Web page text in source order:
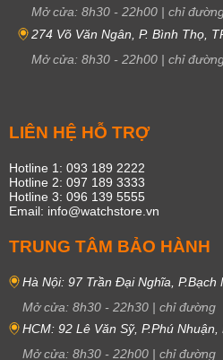
Mở cửa: 8h30 - 22h00 | chỉ
274 Võ Văn Ngân, P. Bình Thọ,
Mở cửa: 8h30 - 22h00 | chỉ
LIÊN HỆ HỖ TRỢ
Hotline 1: 093 189 2222
Hotline 2: 097 189 3333
Hotline 3: 096 139 5555
Email: info@watchstore.vn
TRUNG TÂM BẢO HÀNH
Hà Nội: 97 Trần Đại Nghĩa, P.Bạch
Mở cửa: 8h30 - 22h30 | chỉ đường
HCM: 92 Lê Văn Sỹ, P.Phú Nhuận,
Mở cửa: 8h30 - 22h00 | chỉ đường